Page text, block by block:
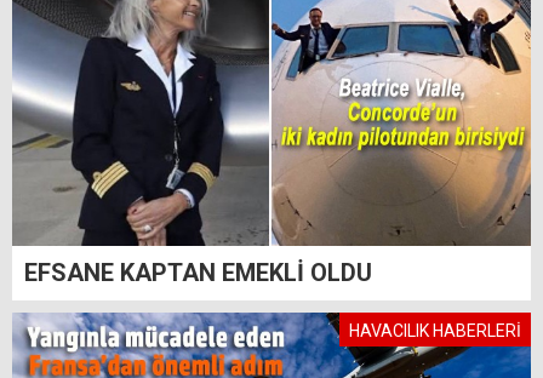
EFSANE KAPTAN EMEKLİ OLDU
HAVACILIK HABERLERİ